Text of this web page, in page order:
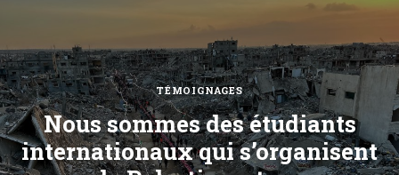
TÉMOIGNAGES
Nous sommes des étudiants
internationaux qui s’organisent